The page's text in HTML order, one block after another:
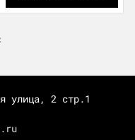
улица, 2 стр.1